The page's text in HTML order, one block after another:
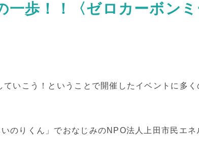
一歩！！〈ゼロカーボン
いこう！ということで開催したイベントに多く
のりくん」でおなじみのNPO法人上田市民エネ